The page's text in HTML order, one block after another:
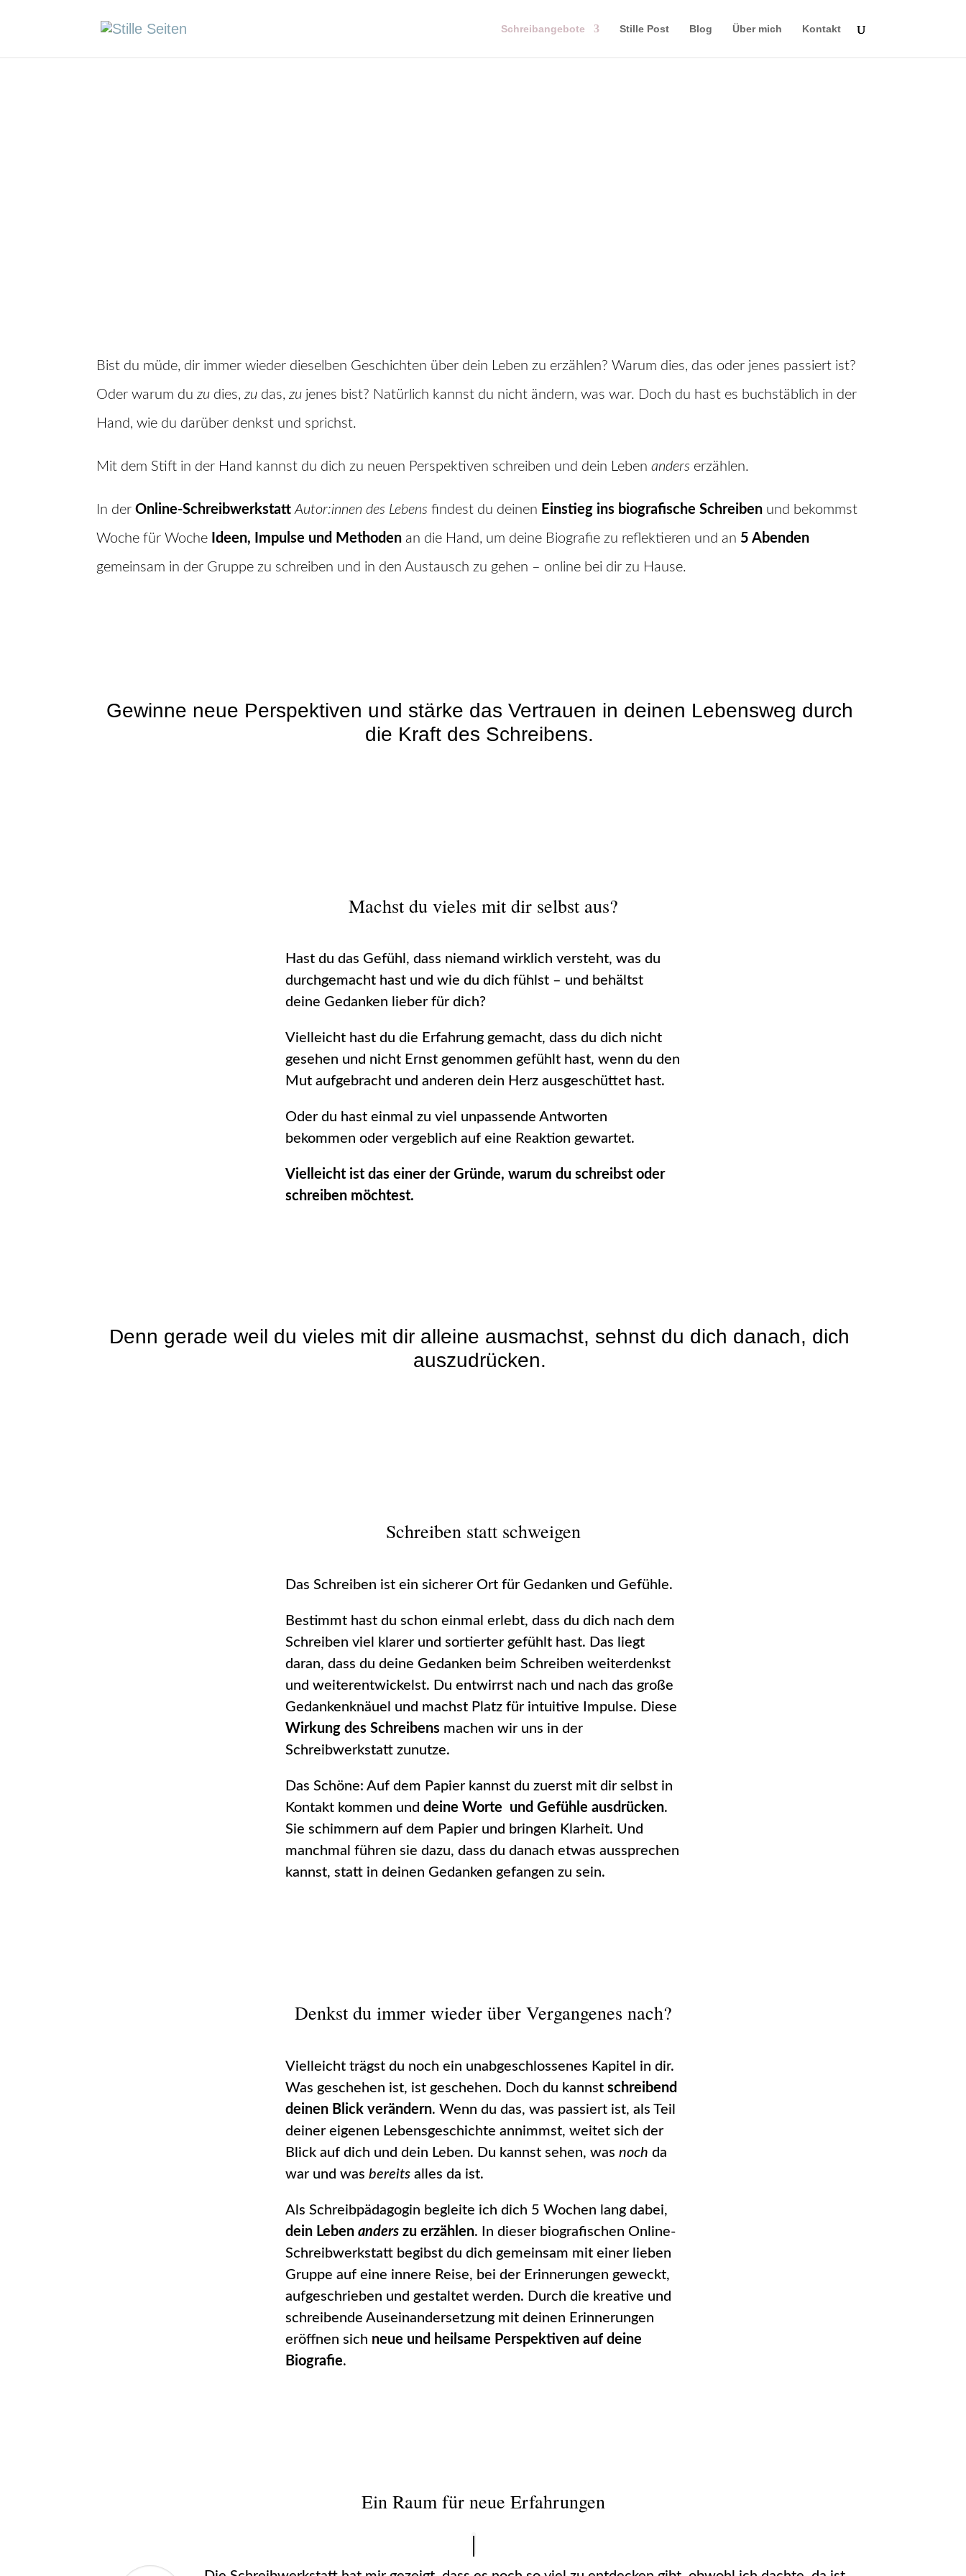
Schreibangebote Stille Post Blog Über mich Kontakt
Bist du müde, dir immer wieder dieselben Geschichten über dein Leben zu erzählen? Warum dies, das oder jenes passiert ist?
Oder warum duzu dies,zu das,zu jenes bist? Natürlich kannst du nicht ändern, was war. Doch du hast es buchstäblich in der
Hand, wie du darüber denkst und sprichst.
Mit dem Stift in der Hand kannst du dich zu neuen Perspektiven schreiben und dein Lebenanders erzählen.
In derOnline-Schreibwerkstatt Autor:innen des Lebens findest du deinen Einstieg ins biografische Schreiben und bekommst
Woche für Woche Ideen, Impulse und Methoden an die Hand, um deine Biografie zu reflektieren und an 5 Abenden
gemeinsam in der Gruppe zu schreiben und in den Austausch zu gehen – online bei dir zu Hause.
Gewinne neue Perspektiven und stärke das Vertrauen in deinen Lebensweg durch
die Kraft des Schreibens.
Machst du vieles mit dir selbst aus?
Hast du das Gefühl, dass niemand wirklich versteht, was du
durchgemacht hast und wie du dich fühlst – und behältst
deine Gedanken lieber für dich?
Vielleicht hast du die Erfahrung gemacht, dass du dich nicht
gesehen und nicht Ernst genommen gefühlt hast, wenn du den
Mut aufgebracht und anderen dein Herz ausgeschüttet hast.
Oder du hast einmal zu viel unpassende Antworten
bekommen oder vergeblich auf eine Reaktion gewartet.
Vielleicht ist das einer der Gründe, warum du schreibst oder
schreiben möchtest.
Denn gerade weil du vieles mit dir alleine ausmachst, sehnst du dich danach, dich
auszudrücken.
Schreiben statt schweigen
Das Schreiben ist ein sicherer Ort für Gedanken und Gefühle.
Bestimmt hast du schon einmal erlebt, dass du dich nach dem
Schreiben viel klarer und sortierter gefühlt hast. Das liegt
daran, dass du deine Gedanken beim Schreiben weiterdenkst
und weiterentwickelst. Du entwirrst nach und nach das große
Gedankenknäuel und machst Platz für intuitive Impulse. Diese
Wirkung des Schreibens machen wir uns in der
Schreibwerkstatt zunutze.
Das Schöne: Auf dem Papier kannst du zuerst mit dir selbst in
Kontakt kommen und deine Worte und Gefühle ausdrücken.
Sie schimmern auf dem Papier und bringen Klarheit. Und
manchmal führen sie dazu, dass du danach etwas aussprechen
kannst, statt in deinen Gedanken gefangen zu sein.
Denkst du immer wieder über Vergangenes nach?
Vielleicht trägst du noch ein unabgeschlossenes Kapitel in dir.
Was geschehen ist, ist geschehen. Doch du kannst schreibend
deinen Blick verändern. Wenn du das, was passiert ist, als Teil
deiner eigenen Lebensgeschichte annimmst, weitet sich der
Blick auf dich und dein Leben. Du kannst sehen, was noch da
war und was bereits alles da ist.
Als Schreibpädagogin begleite ich dich 5 Wochen lang dabei,
dein Leben anders zu erzählen. In dieser biografischen Online-
Schreibwerkstatt begibst du dich gemeinsam mit einer lieben
Gruppe auf eine innere Reise, bei der Erinnerungen geweckt,
aufgeschrieben und gestaltet werden. Durch die kreative und
schreibende Auseinandersetzung mit deinen Erinnerungen
eröffnen sich neue und heilsame Perspektiven auf deine
Biografie.
Ein Raum für neue Erfahrungen